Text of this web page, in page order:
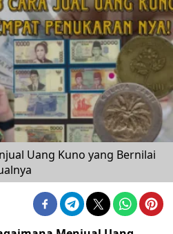
Uang Kuno yang Bernilai